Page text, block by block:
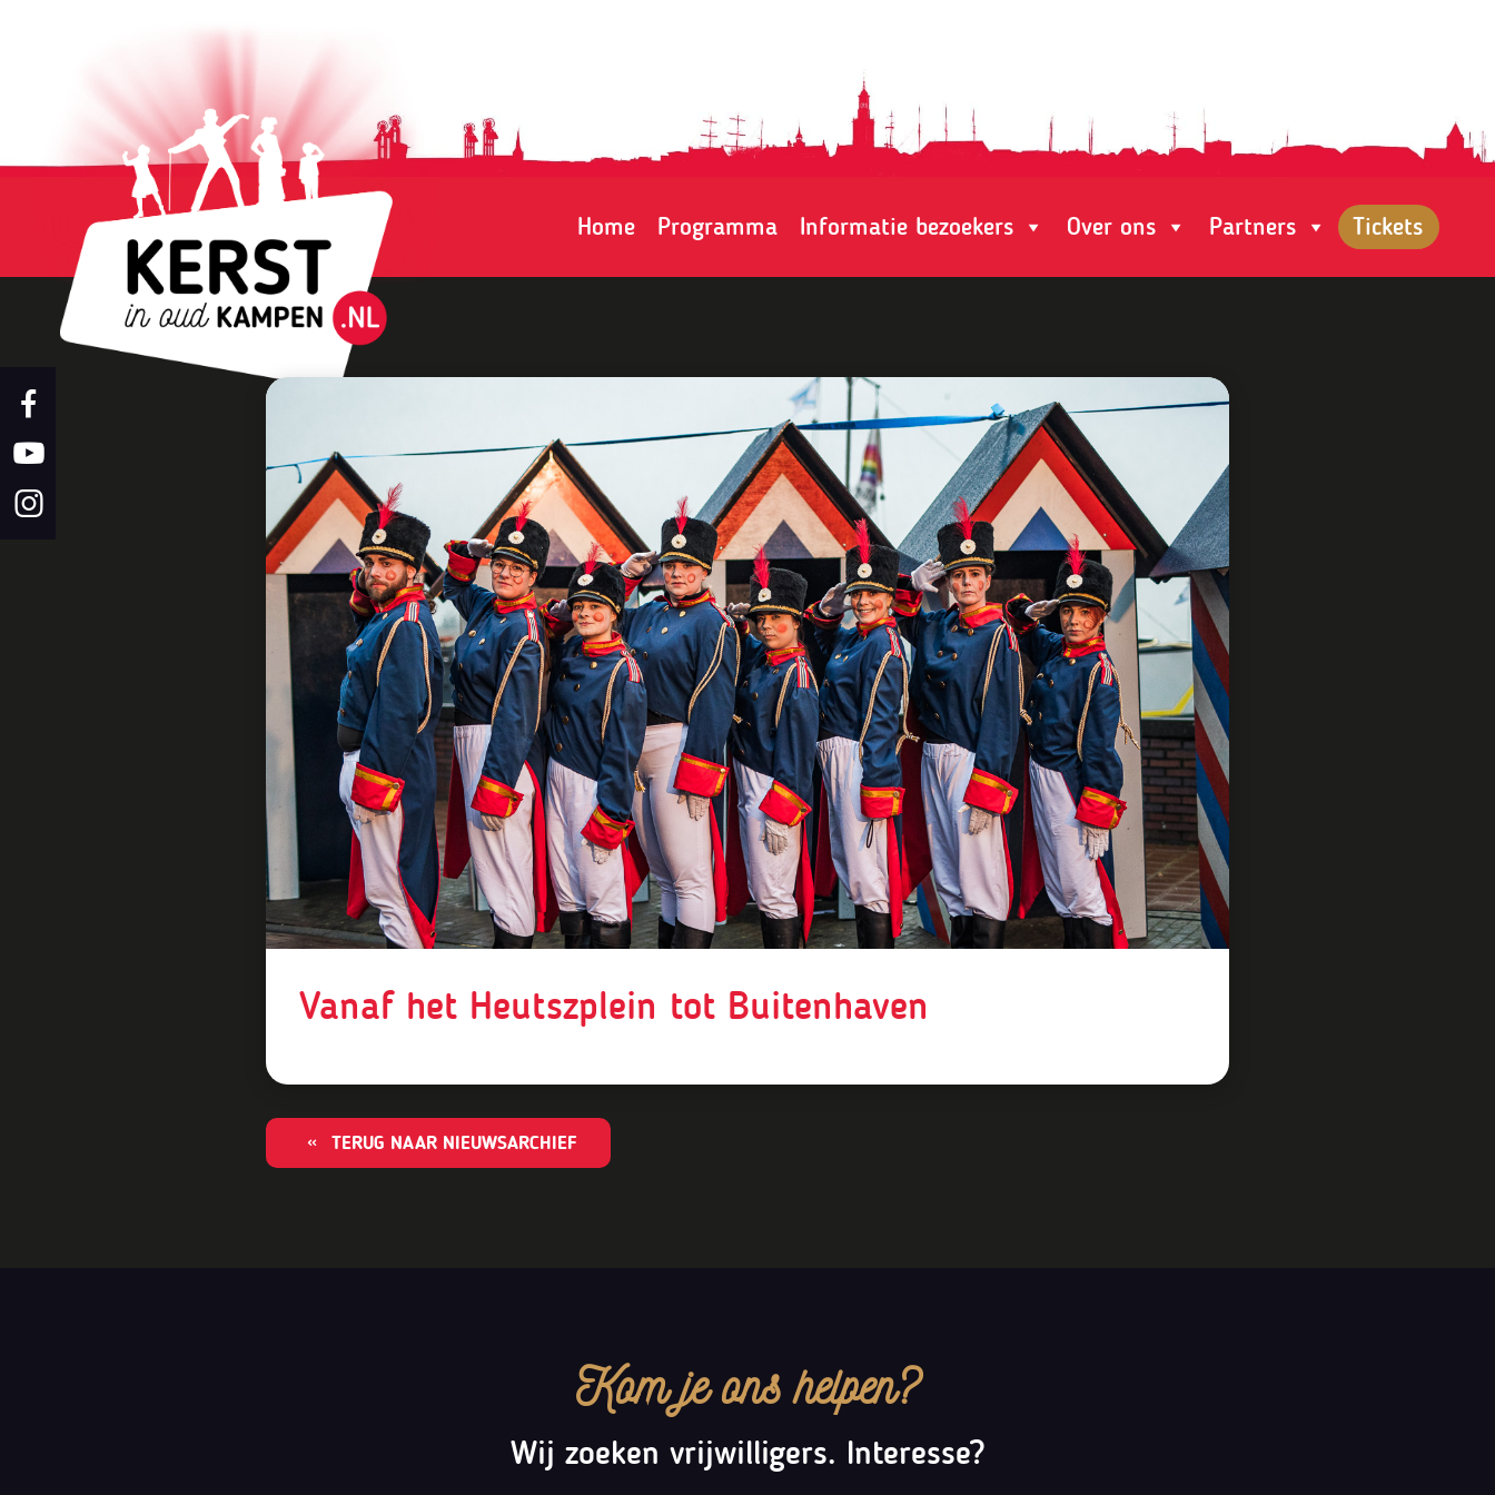
Home Programma Informatie bezoekers Over ons Partners Tickets
Vanaf het Heutszplein tot Buitenhaven
TERUG NAAR NIEUWSARCHIEF
Kom je ons helpen?
Wij zoeken vrijwilligers. Interesse?